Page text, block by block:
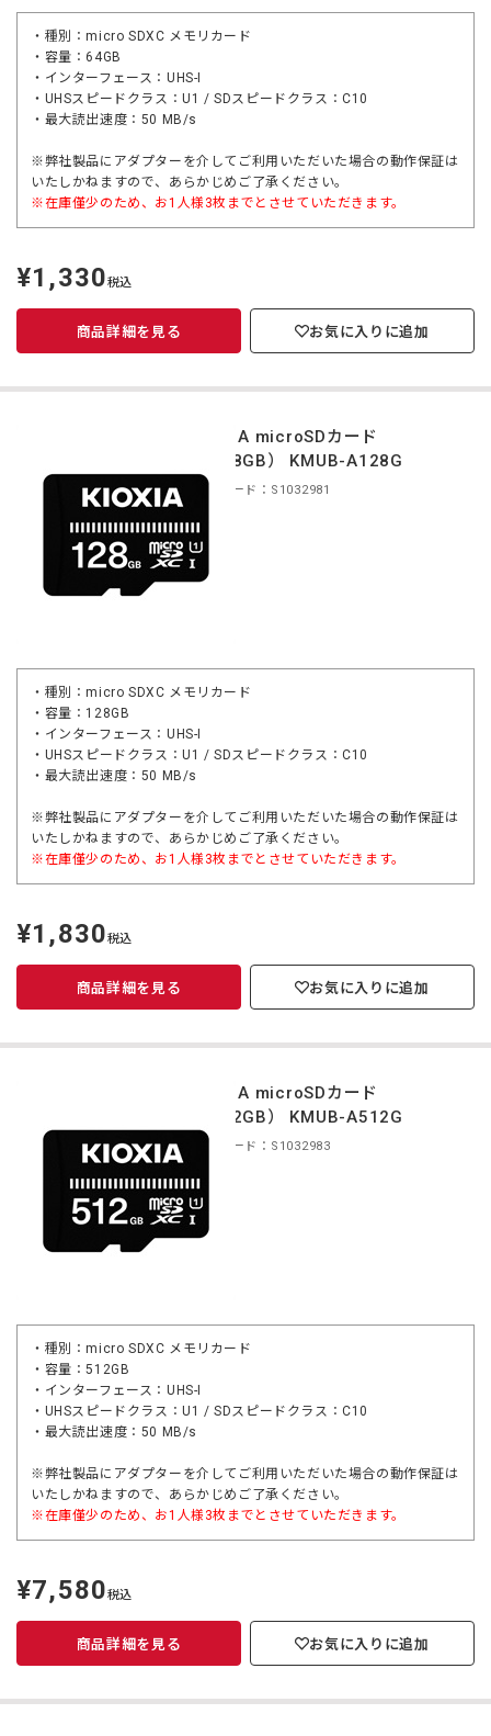
・種別：micro SDXC メモリカード
・容量：64GB
・インターフェース：UHS-I
・UHSスピードクラス：U1 / SDスピードクラス：C10
・最大読出速度：50 MB/s
※弊社製品にアダプターを介してご利用いただいた場合の動作保証は
いたしかねますので、あらかじめご了承ください。
※在庫僅少のため、お1人様3枚までとさせていただきます。
定
価
¥1,330税込
商品詳細を見る お気に入りに追加
KIOXIA microSDカード
（128GB） KMUB-A128G
商品コード：S1032981
・種別：micro SDXC メモリカード
・容量：128GB
・インターフェース：UHS-I
・UHSスピードクラス：U1 / SDスピードクラス：C10
・最大読出速度：50 MB/s
※弊社製品にアダプターを介してご利用いただいた場合の動作保証は
いたしかねますので、あらかじめご了承ください。
※在庫僅少のため、お1人様3枚までとさせていただきます。
定
価
¥1,830税込
商品詳細を見る お気に入りに追加
KIOXIA microSDカード
（512GB） KMUB-A512G
商品コード：S1032983
・種別：micro SDXC メモリカード
・容量：512GB
・インターフェース：UHS-I
・UHSスピードクラス：U1 / SDスピードクラス：C10
・最大読出速度：50 MB/s
※弊社製品にアダプターを介してご利用いただいた場合の動作保証は
いたしかねますので、あらかじめご了承ください。
※在庫僅少のため、お1人様3枚までとさせていただきます。
定
価
¥7,580税込
商品詳細を見る お気に入りに追加